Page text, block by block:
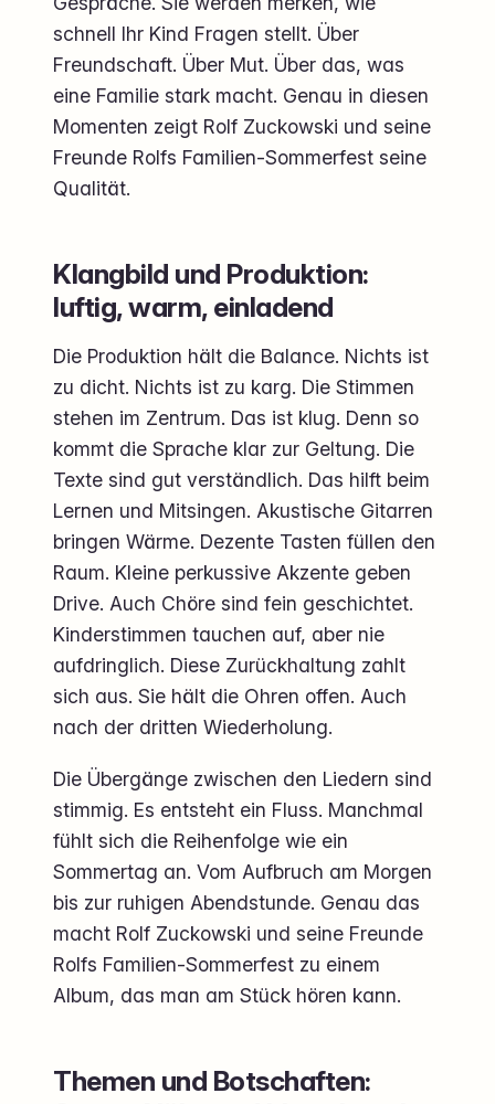
schnell Ihr Kind Fragen stellt. Über
Freundschaft. Über Mut. Über das, was
eine Familie stark macht. Genau in diesen
Momenten zeigt Rolf Zuckowski und seine
Freunde Rolfs Familien-Sommerfest seine
Qualität.
Klangbild und Produktion:
luftig, warm, einladend
Die Produktion hält die Balance. Nichts ist
zu dicht. Nichts ist zu karg. Die Stimmen
stehen im Zentrum. Das ist klug. Denn so
kommt die Sprache klar zur Geltung. Die
Texte sind gut verständlich. Das hilft beim
Lernen und Mitsingen. Akustische Gitarren
bringen Wärme. Dezente Tasten füllen den
Raum. Kleine perkussive Akzente geben
Drive. Auch Chöre sind fein geschichtet.
Kinderstimmen tauchen auf, aber nie
aufdringlich. Diese Zurückhaltung zahlt
sich aus. Sie hält die Ohren offen. Auch
nach der dritten Wiederholung.
Die Übergänge zwischen den Liedern sind
stimmig. Es entsteht ein Fluss. Manchmal
fühlt sich die Reihenfolge wie ein
Sommertag an. Vom Aufbruch am Morgen
bis zur ruhigen Abendstunde. Genau das
macht Rolf Zuckowski und seine Freunde
Rolfs Familien-Sommerfest zu einem
Album, das man am Stück hören kann.
Themen und Botschaften: